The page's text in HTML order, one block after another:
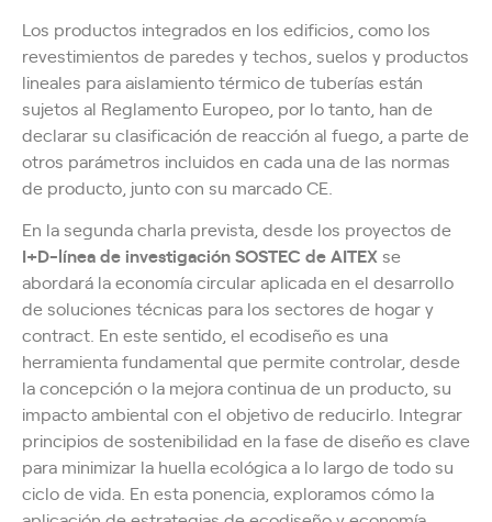
Los productos integrados en los edificios, como los
revestimientos de paredes y techos, suelos y productos
lineales para aislamiento térmico de tuberías están
sujetos al Reglamento Europeo, por lo tanto, han de
declarar su clasificación de reacción al fuego, a parte de
otros parámetros incluidos en cada una de las normas
de producto, junto con su marcado CE.
En la segunda charla prevista, desde los proyectos de
I+D-línea de investigación SOSTEC de AITEXse
abordará la economía circular aplicada en el desarrollo
de soluciones técnicas para los sectores de hogar y
contract. En este sentido, el ecodiseño es una
herramienta fundamental que permite controlar, desde
la concepción o la mejora continua de un producto, su
impacto ambiental con el objetivo de reducirlo. Integrar
principios de sostenibilidad en la fase de diseño es clave
para minimizar la huella ecológica a lo largo de todo su
ciclo de vida. En esta ponencia, exploramos cómo la